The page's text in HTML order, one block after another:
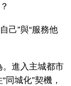
己”與“服務他
進入主城都市
同城化”契機，